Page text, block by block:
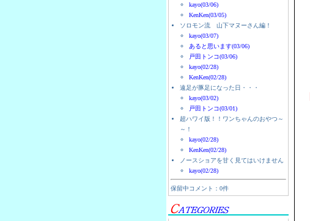
kayo(03/06)
KenKen(03/05)
ソロモン流 山下マヌーさん編！
kayo(03/07)
あると思います(03/06)
戸田トンコ(03/06)
kayo(02/28)
KenKen(02/28)
遠足が豚足になった日・・・
kayo(03/02)
戸田トンコ(03/01)
超ハワイ版！！ワンちゃんのおやつ～
～！
kayo(02/28)
KenKen(02/28)
ノースショアを甘く見てはいけません
kayo(02/28)
保留中コメント：0件